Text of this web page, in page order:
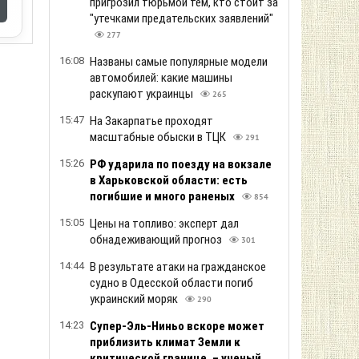
"утечками предательских заявлений"
277
16:08 Названы самые популярные модели
автомобилей: какие машины
раскупают украинцы
265
15:47 На Закарпатье проходят
масштабные обыски в ТЦК
291
15:26 РФ ударила по поезду на вокзале
в Харьковской области: есть
погибшие и много раненых
854
15:05 Цены на топливо: эксперт дал
обнадеживающий прогноз
301
14:44 В результате атаки на гражданское
судно в Одесской области погиб
украинский моряк
290
14:23 Супер-Эль-Ниньо вскоре может
приблизить климат Земли к